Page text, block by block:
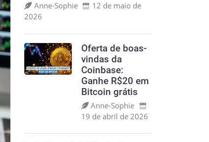
Anne‑Sophie
12 de maio de
2026
Oferta de boas-
vindas da
Coinbase:
Ganhe R$20 em
Bitcoin grátis
Anne‑Sophie
19 de abril de 2026